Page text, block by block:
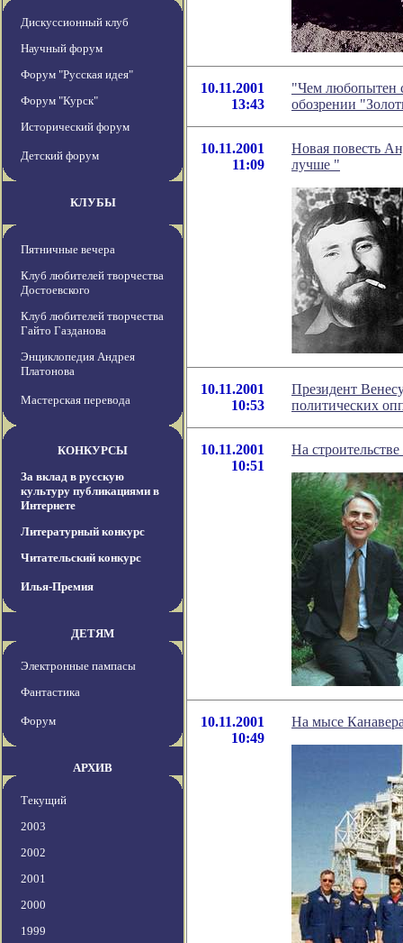
Дискуссионный клуб
Научный форум
Форум "Русская идея"
Форум "Курск"
Исторический форум
Детский форум
КЛУБЫ
Пятничные вечера
Клуб любителей творчества
Достоевского
Клуб любителей творчества
Гайто Газданова
Энциклопедия Андрея
Платонова
Мастерская перевода
КОНКУРСЫ
За вклад в русскую
культуру публикациями в
Интернете
Литературный конкурс
Читательский конкурс
Илья-Премия
ДЕТЯМ
Электронные пампасы
Фантастика
Форум
АРХИВ
Текущий
2003
2002
2001
2000
1999
10.11.2001
13:43
"Чем любопытен
обозрении
10.11.2001
11:09
Новая повесть
лучше "
10.11.2001
10:53
Президент
политических
10.11.2001
10:51
На
10.11.2001
10:49
На мысе